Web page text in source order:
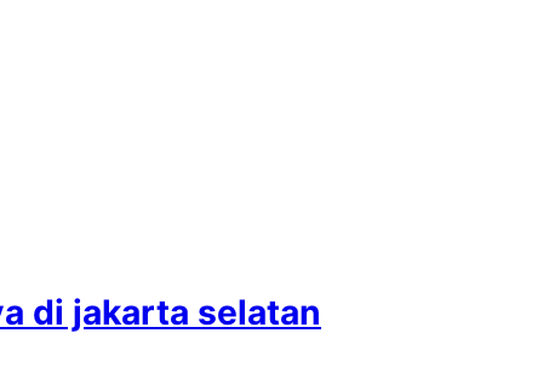
di jakarta selatan